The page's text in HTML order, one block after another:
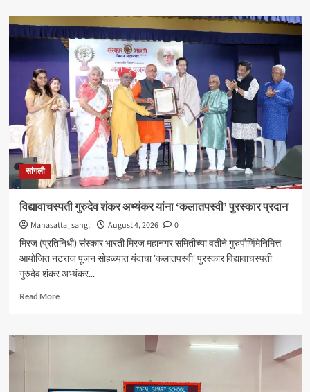
आंबोलीत
जत्राट
येथील
बेपत्ता
डॉक्टरचा
मृतदेह
अखेर
सापडला
सांगली
विद्यावाचस्पती गुरुदेव शंकर अभ्यंकर यांना ‘कलातपस्वी’ पुरस्कार प्रदान
Mahasatta_sangli August 4, 2026
0
मिरज (प्रतिनिधी) संस्कार भारती मिरज महानगर समितीच्या वतीने गुरुपौर्णिमेनिमित्त
आयोजित नटराज पूजन सोहळ्यात यंदाचा 'कलातपस्वी' पुरस्कार विद्यावाचस्पती
गुरुदेव शंकर अभ्यंकर...
Read MoreRead
विद्यावाचस्पती
यांना